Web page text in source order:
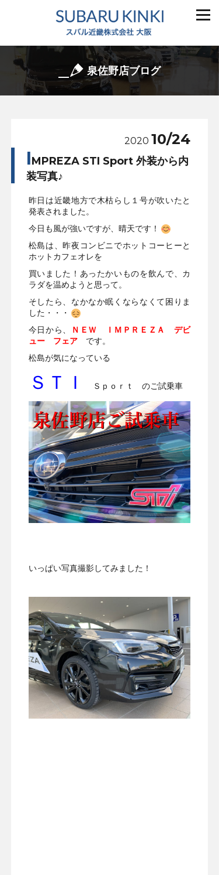
泉佐野店ブログ
2020 10/24
IMPREZA STI Sport 外装から内
装写真♪
昨日は近畿地方で木枯らし１号が吹いたと
発表されました。
今日も風が強いですが、晴天です！
松島は、昨夜コンビニでホットコーヒーと
ホットカフェオレを
買いました！あったかいものを飲んで、カ
ラダを温めようと思って。
そしたら、なかなか眠くならなくて困りま
した・・・
今日から、
ＮＥＷ ＩＭＰＲＥＺＡ デビ
ュー フェアです。
松島が気になっている
ＳＴＩ Ｓｐｏｒｔ のご試乗車
いっぱい写真撮影してみました！